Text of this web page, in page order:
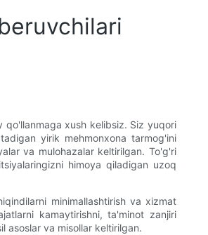
Français
qo'llanmaga xush kelibsiz. Siz yuqori
yirik mehmonxona tarmog'ini
va mulohazalar keltirilgan. To'g'ri
himoya qiladigan uzoq
minimallashtirish va xizmat
kamaytirishni, ta'minot zanjiri
asoslar va misollar keltirilgan.